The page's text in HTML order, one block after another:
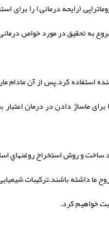
واژه آروماتراپی (رایحه درمانی)
تحقیق در مورد خواص درمانی
کرد.پس از آن مادام
ماساژ دادن در درمان
داشته باشند.ترکیبات
خواهیم کرد.